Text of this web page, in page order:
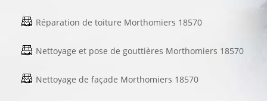
Réparation de toiture Morthomiers 18570
Nettoyage et pose de gouttières Morthomiers 18570
Nettoyage de façade Morthomiers 18570